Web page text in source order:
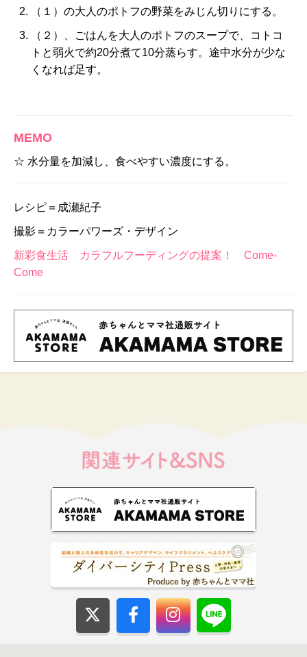
（１）の大人のポトフの野菜をみじん切りにする。
（２）、ごはんを大人のポトフのスープで、コトコ
トと弱火で約20分煮て10分蒸らす。途中水分が少な
くなれば足す。
MEMO
☆ 水分量を加減し、食べやすい濃度にする。
レシピ＝成瀬紀子
撮影＝カラーパワーズ・デザイン
新彩食生活 カラフルフーディングの提案！ Come-
Come